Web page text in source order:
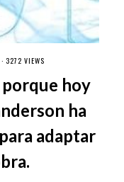
· 3272 VIEWS
hoy
ha
adaptar